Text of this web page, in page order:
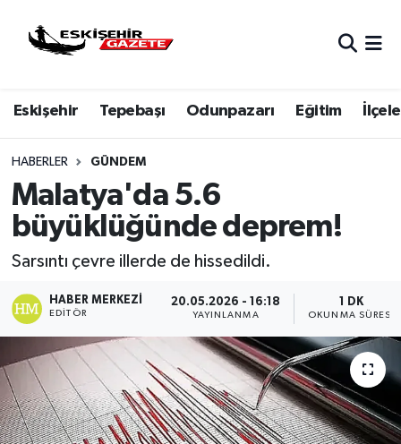
Eskişehir Tepebaşı Odunpazarı Eğitim
HABERLER GÜNDEM
Malatya'da 5.6
büyüklüğünde deprem!
Sarsıntı çevre illerde de hissedildi.
HABER MERKEZI
EDITÖR
20.05.2026 - 16:18
YAYINLANMA
1 DK
OKUNMA SÜRESI
Hava Durumu
Eskişehir Namaz Vakitleri
Trafik Durumu
Tüm Manşetler
Son Dakika Haberleri
Haber Arşivi